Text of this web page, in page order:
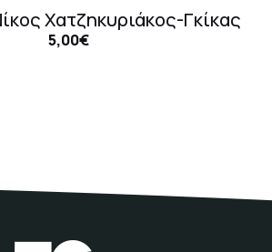
Χατζηκυριάκος-Γκίκας
5,00€